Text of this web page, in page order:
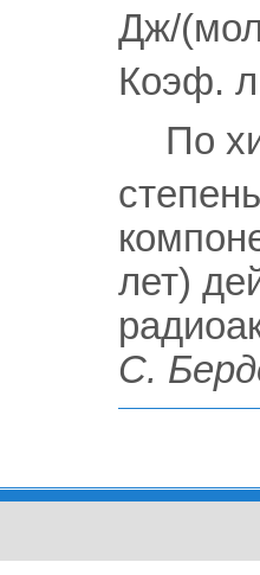
Дж/
Коэф.
По
лет)
C.